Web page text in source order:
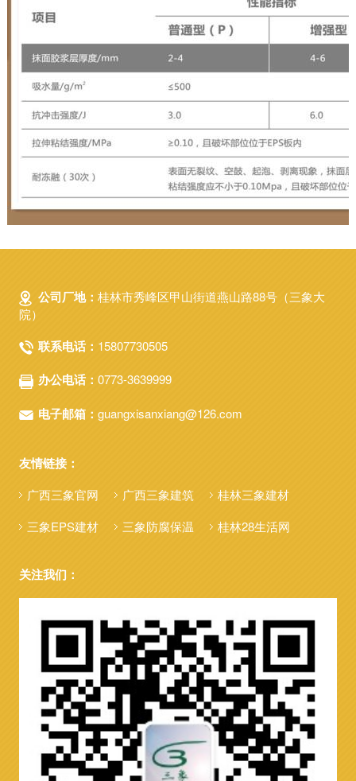
公司厂地： 桂林市秀峰区甲山街道燕山路88号（三象大
院）
联系电话： 15807730505
办公电话： 0773-3639999
电子邮箱： guangxisanxiang@126.com
友情链接：
广西三象官网 广西三象建筑
桂林三象建材
三象EPS建材
三象防腐保温 桂林28生活网
关注我们：